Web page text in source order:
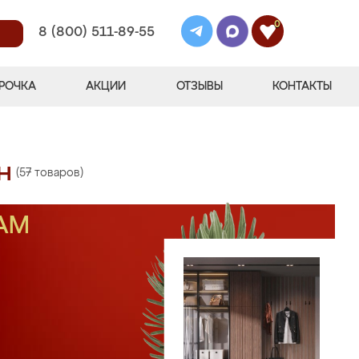
8 (800) 511-89-55
0
АКЦИИ ОТЗЫВЫ КОНТАКТЫ
(57 товаров)